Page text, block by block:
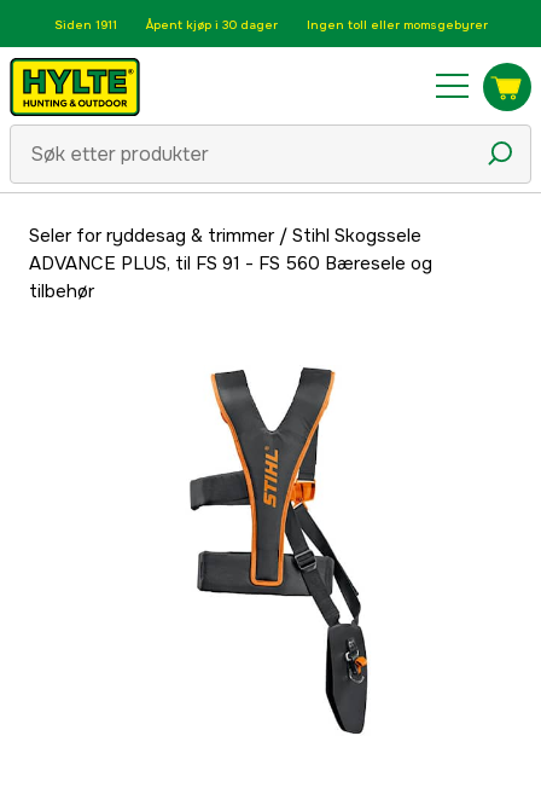
Siden 1911 Åpent kjøp i 30 dager Ingen toll eller momsgebyrer
Seler for ryddesag & trimmer/ Stihl Skogssele
ADVANCE PLUS, til FS 91 - FS 560 Bæresele og
tilbehør